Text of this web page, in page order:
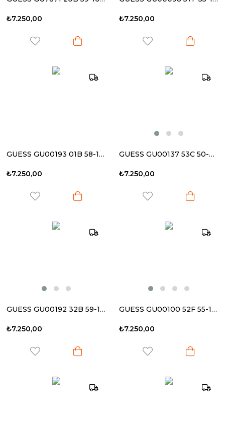
₺7.250,00 ₺7.250,00
GUESS GU00193 01B 58-12 140 Kadın Güneş Gözlüğü
₺7.250,00
GUESS GU00137 53C 50-22 145 Kadın Güneş Gözlüğü
₺7.250,00
GUESS GU00192 32B 59-16 140 Kadın Güneş Gözlüğü
₺7.250,00
GUESS GU00100 52F 55-17 140 Kadın Güneş Gözlüğü
₺7.250,00